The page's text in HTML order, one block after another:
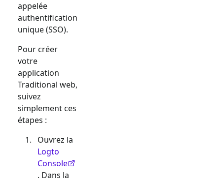
appelée
authentification
unique (SSO).
Pour créer
votre
application
Traditional web,
suivez
simplement ces
étapes :
Ouvrez la
Logto
Console
. Dans la